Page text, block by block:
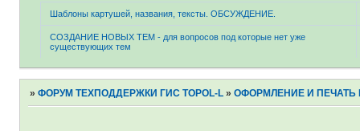
Шаблоны картушей, названия, тексты. ОБСУЖДЕНИЕ.
СОЗДАНИЕ НОВЫХ ТЕМ - для вопросов под которые нет уже
существующих тем
»ФОРУМ ТЕХПОДДЕРЖКИ ГИС TOPOL-L »ОФОРМЛЕНИЕ И ПЕЧАТЬ